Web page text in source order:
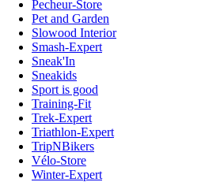
Pecheur-Store
Pet and Garden
Slowood Interior
Smash-Expert
Sneak'In
Sneakids
Sport is good
Training-Fit
Trek-Expert
Triathlon-Expert
TripNBikers
Vélo-Store
Winter-Expert